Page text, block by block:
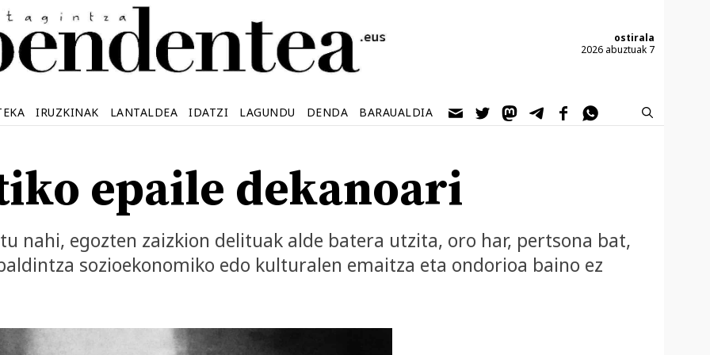
ostirala
2026 abuztuak 7
IRUZKINAK LANTALDEA IDATZI LAGUNDU DENDA BARAUALDIA
epaile dekanoari
nahi, egozten zaizkion delituak alde batera utzita, oro har, pertsona bat,
sozioekonomiko edo kulturalen emaitza eta ondorioa baino ez